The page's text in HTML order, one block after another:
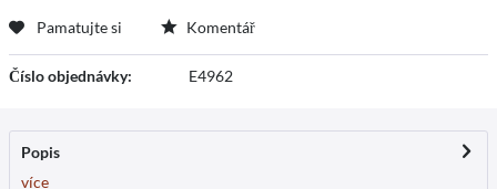
Pamatujte si Komentář
Číslo objednávky: E4962
Popis
více